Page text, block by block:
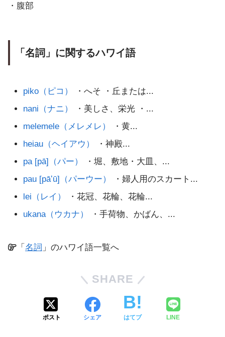
・腹部
「名詞」に関するハワイ語
piko（ピコ）
・へそ ・丘または...
nani（ナニ）
・美しさ、栄光 ・...
melemele（メレメレ）
・黄...
heiau（ヘイアウ）
・神殿...
pa [pā]（パー）
・堀、敷地・大皿、...
pau [pāʻū]（パーウー）
・婦人用のスカート...
lei（レイ）
・花冠、花輪、花輪...
ukana（ウカナ）
・手荷物、かばん、...
「 名詞 」のハワイ語一覧へ
SHARE
ポスト シェア はてブ LINE